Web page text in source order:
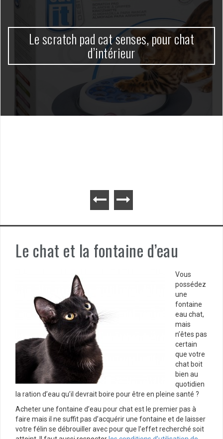
Le scratch pad cat senses, pour chat
d’intérieur
Le chat et la fontaine d’eau
Vous
possédez
une
fontaine
eau chat,
mais
n’êtes pas
certain
que votre
chat boit
bien au
quotidien
la ration d’eau qu’il devrait boire pour être en pleine santé ?
Acheter une fontaine d’eau pour chat est le premier pas à
faire mais il ne suffit pas d’acquérir une fontaine et de laisser
votre félin se débrouiller avec pour que l’effet recherché soit